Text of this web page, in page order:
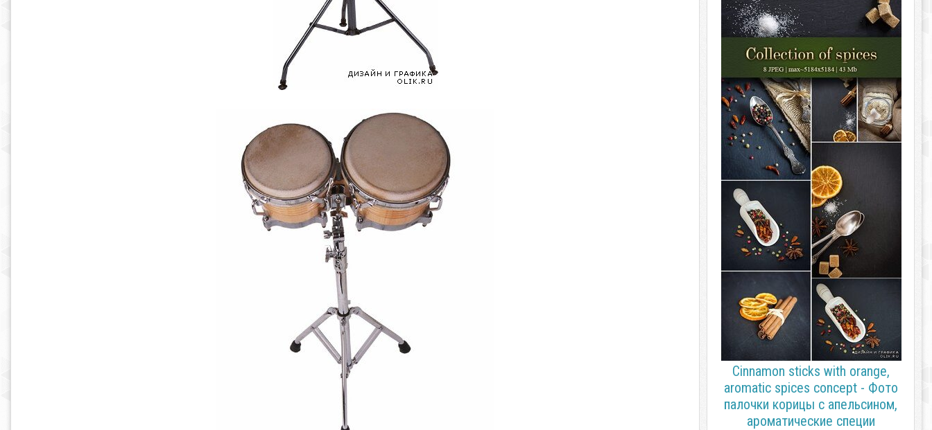
Cinnamon sticks with orange,
aromatic spices concept - Фото
палочки корицы с апельсином,
ароматические специи